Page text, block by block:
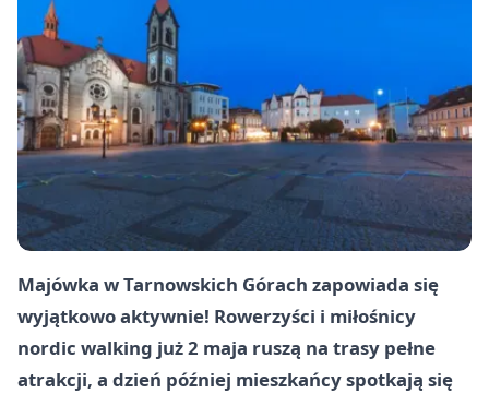
Majówka w Tarnowskich Górach zapowiada się
wyjątkowo aktywnie! Rowerzyści i miłośnicy
nordic walking już 2 maja ruszą na trasy pełne
atrakcji, a dzień później mieszkańcy spotkają się